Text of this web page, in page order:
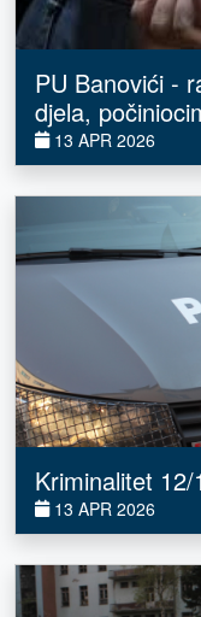
PU Banovići -
djela,
13 APR 2026
Kriminalitet
13 APR 2026